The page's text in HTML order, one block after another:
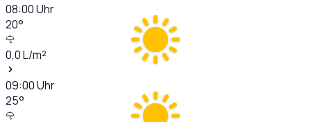
08:00Uhr
20°
0,0L/m²
09:00Uhr
25°